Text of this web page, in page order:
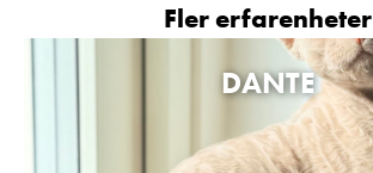
Fler erfarenheter
DANTE